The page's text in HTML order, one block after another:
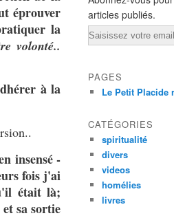
éprouver
la
volonté..
à la
insensé -
fois j'ai
était là;
sa sortie
articles publiés.
Email
PAGES
Le Petit Placide
CATÉGORIES
spiritualité
divers
videos
homélies
livres